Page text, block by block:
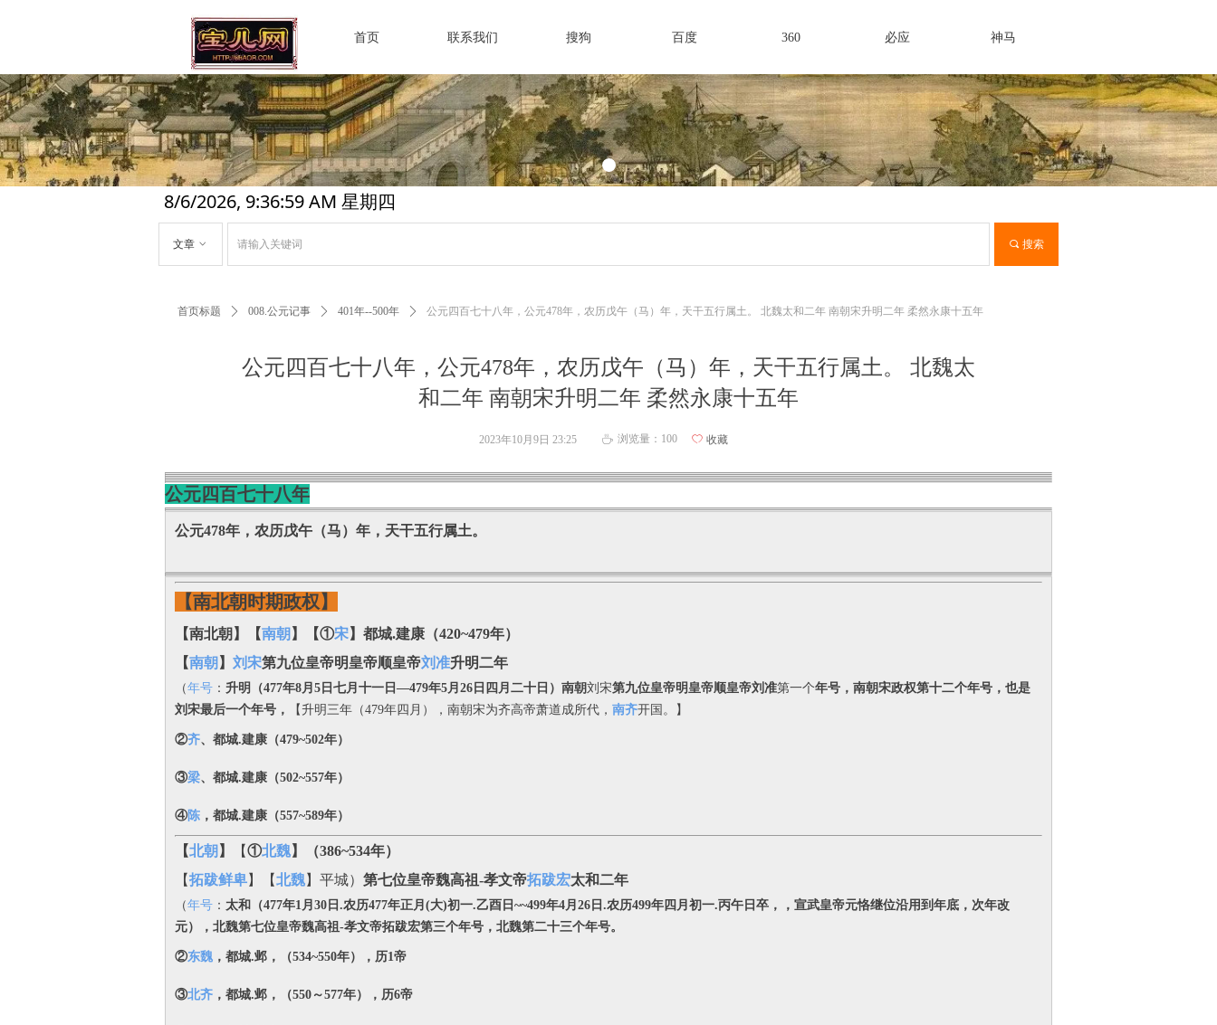
首页 联系我们 搜狗 百度 360 必应 神马
8/6/2026, 9:37:00 AM 星期四
끠 搜索
文章 ꀁ
公元四百七十八年
公元478年， 农历戊午（马）年，天干五行属土。
【南北朝时期政权】
【南北朝】【南朝 】【①宋】都城.建康（420~479年）
【南朝 】 刘宋第九位皇帝明皇帝顺皇帝刘准升明二年
（年号 ： 升明（477年8月5日七月十一日—479年5月26日四月二十日） 南朝刘宋第九位皇帝明皇帝顺皇帝刘准第一个年号，南朝宋政权第十二个年号， 也是
刘宋最后一个年号，
【升明三年（479年四月），南朝宋为齐高帝萧道成所代， 南齐开国。】
②齐、都城.建康（479~502年）
③梁、都城.建康（502~557年）
④陈 ，都城.建康（557~589年）
【北朝 】 【①北魏】
（386~534年）
【拓跋鲜卑】【北魏】平城） 第七位皇帝魏高祖-孝文帝拓跋宏太和二年
（年号 ： 太和
（477年1月30日.农历477年正月(大)初一.乙酉日~~499年4月26日.农历499年四月初一.丙午日卒，，宣武皇帝元恪继位沿用到年底，次年改
元）， 北魏第七位皇帝魏高祖-孝文帝拓跋宏第三个年号，北魏第二十三个年号。
②东魏 ，都城.邺，（534~550年），历1帝
③北齐 ，都城.邺，（550～577年），历6帝
公元四百七十八年，公元478年，农历戊午（马）年，天干五行属土。 北魏太
和二年 南朝宋升明二年 柔然永康十五年
2023年10月9日 23:25 ꄘ 浏览量： 100 ꄀ 收藏
首页标题 ꄲ 008.公元记事 ꄲ 401年--500年 ꄲ 公元四百七十八年，公元478年，农历戊午（马）年，天干五行属土。 北魏太和二年 南朝宋升明二年 柔然永康十五年